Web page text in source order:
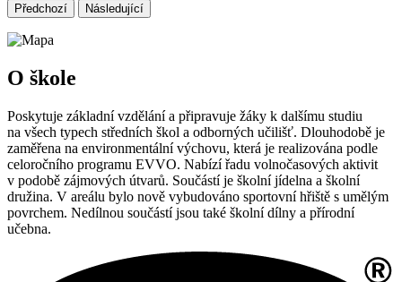
Předchozí Následující
O škole
Poskytuje základní vzdělání a připravuje žáky k dalšímu studiu
na všech typech středních škol a odborných učilišť. Dlouhodobě je
zaměřena na environmentální výchovu, která je realizována podle
celoročního programu EVVO. Nabízí řadu volnočasových aktivit
v podobě zájmových útvarů. Součástí je školní jídelna a školní
družina. V areálu bylo nově vybudováno sportovní hřiště s umělým
povrchem. Nedílnou součástí jsou také školní dílny a přírodní
učebna.